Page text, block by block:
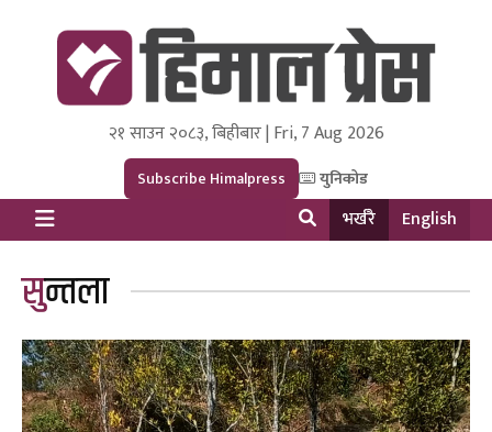
Himal Press
Dot NewsyNepal Media and Research Pvt Ltd.
२१ साउन २०८३, बिहीबार | Fri, 7 Aug 2026
Subscribe Himalpress युनिकोड
भर्खरै English
सुन्तला